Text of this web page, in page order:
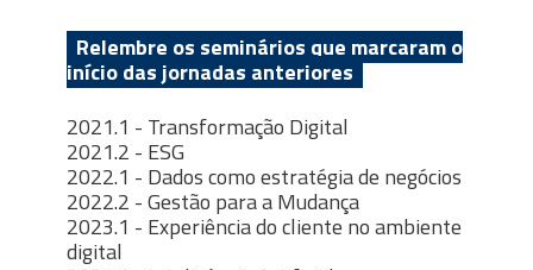
Relembre os seminários que marcaram o
início das jornadas anteriores
2021.1 - Transformação Digital
2021.2 - ESG
2022.1 - Dados como estratégia de negócios
2022.2 - Gestão para a Mudança
2023.1 - Experiência do cliente no ambiente
digital